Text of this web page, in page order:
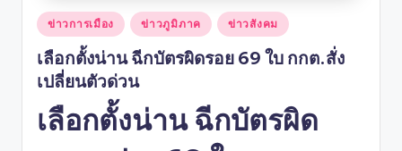
Posted
in
ข่าวการเมือง ข่าวภูมิภาค ข่าวสังคม
เลือกตั้งน่าน ฉีกบัตรผิดรอย 69 ใบ กกต.สั่ง
เปลี่ยนตัวด่วน
เลือกตั้งน่าน ฉีกบัตรผิด